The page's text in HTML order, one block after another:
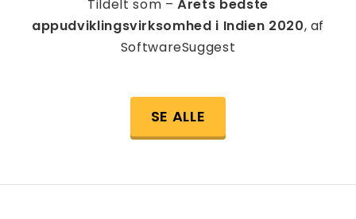
Tildelt som –Årets bedste
appudviklingsvirksomhed i Indien 2020, af
SoftwareSuggest
SE ALLE